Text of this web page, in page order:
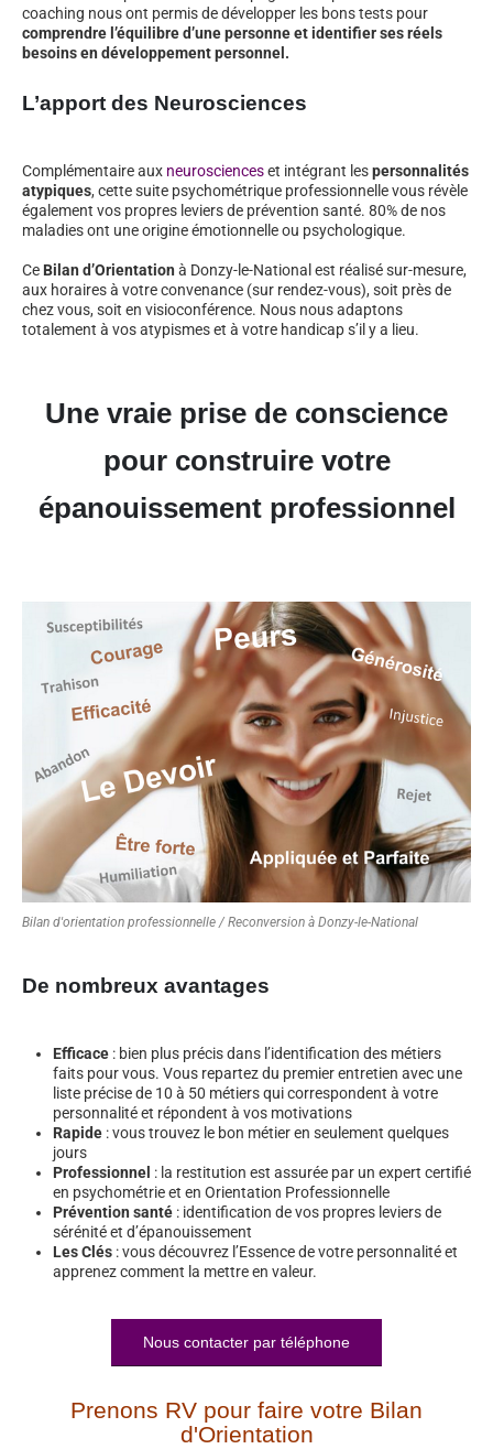
coaching nous ont permis de développer les bons tests pour
comprendre l’équilibre d’une personne et identifier ses réels
besoins en développement personnel.
L’apport des Neurosciences
Complémentaire aux neuroscienceset intégrant lespersonnalités
atypiques, cette suite psychométrique professionnelle vous révèle
également vos propres leviers de prévention santé. 80% de nos
maladies ont une origine émotionnelle ou psychologique.
Ce Bilan d’Orientation à Donzy-le-National est réalisé sur-mesure,
aux horaires à votre convenance (sur rendez-vous), soit près de
chez vous, soit en visioconférence. Nous nous adaptons
totalement à vos atypismes et à votre handicap s’il y a lieu.
Une vraie prise de conscience
pour construire votre
épanouissement professionnel
Bilan d'orientation professionnelle / Reconversion à Donzy-le-National
De nombreux avantages
Efficace : bien plus précis dans l’identification des métiers
faits pour vous. Vous repartez du premier entretien avec une
liste précise de 10 à 50 métiers qui correspondent à votre
personnalité et répondent à vos motivations
Rapide : vous trouvez le bon métier en seulement quelques
jours
Professionnel : la restitution est assurée par un expert certifié
en psychométrie et en Orientation Professionnelle
Prévention santé : identification de vos propres leviers de
sérénité et d’épanouissement
Les Clés : vous découvrez l’Essence de votre personnalité et
apprenez comment la mettre en valeur.
Nous contacter par téléphone
Prenons RV pour faire votre Bilan
d'Orientation